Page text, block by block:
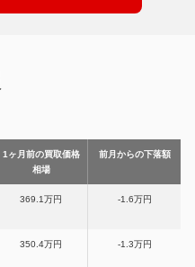
1ヶ月前の買取価格
相場
前月からの下落額
369.1万円 -1.6万円
350.4万円 -1.3万円